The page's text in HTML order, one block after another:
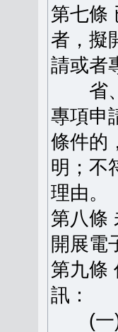
第七條
者，擬
請或者
省、
專項申
條件的
明；不
理由。
第八條
開展電
第九條
訊：
(一)